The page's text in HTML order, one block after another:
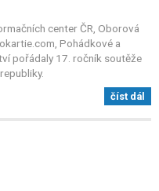
center ČR, Oborová
Pohádkové a
pořádaly 17. ročník soutěže
číst dál